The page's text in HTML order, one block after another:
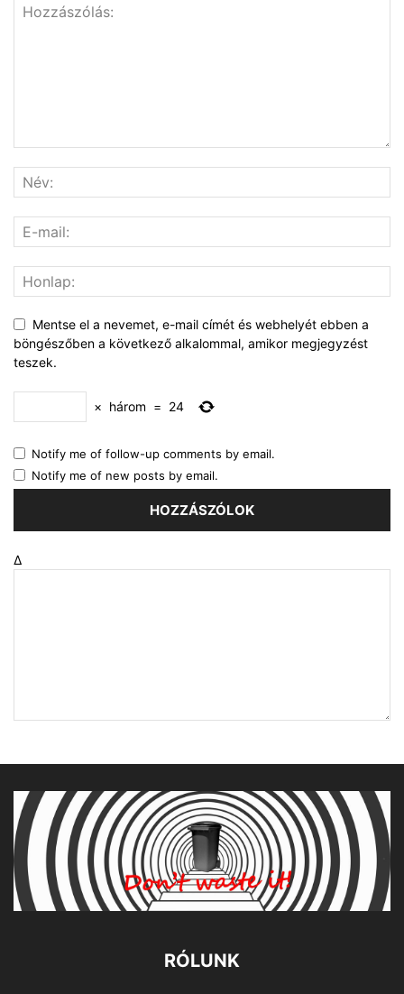
Mentse el a nevemet, e-mail címét és webhelyét ebben a
böngészőben a következő alkalommal, amikor megjegyzést
teszek.
× három = 24
Notify me of follow-up comments by email.
Notify me of new posts by email.
Δ
RÓLUNK